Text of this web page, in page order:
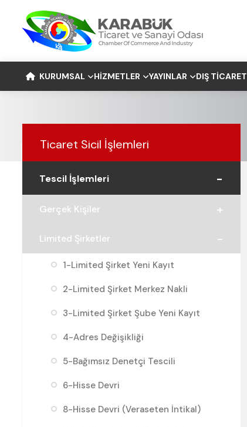
KURUMSAL HIZMETLER YAYINLAR DIŞ TICARET
Ticaret Sicil İşlemleri
Tescil İşlemleri
Gerçek Kişiler
Limited Şirketler
1-Limited Şirket Yeni Kayıt
2-Limited Şirket Merkez Nakli
3-Limited Şirket Şube Yeni Kayıt
4-Adres Değişikliği
5-Bağımsız Denetçi Tescili
6-Hisse Devri
8-Hisse Devri (Veraseten İntikal)